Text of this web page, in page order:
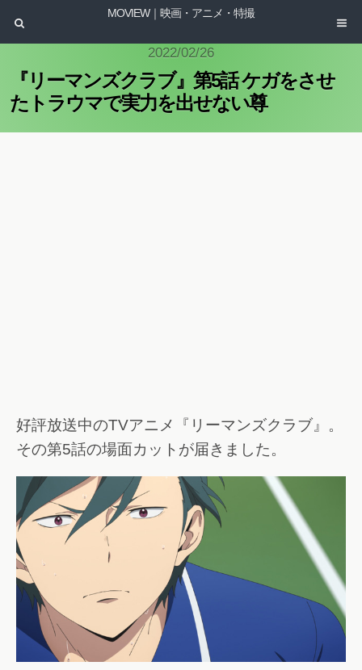
MOVIEW｜映画・アニメ・特撮
2022/02/26
『リーマンズクラブ』第5話 ケガをさせ
たトラウマで実力を出せない尊
好評放送中のTVアニメ『リーマンズクラブ』。
その第5話の場面カットが届きました。